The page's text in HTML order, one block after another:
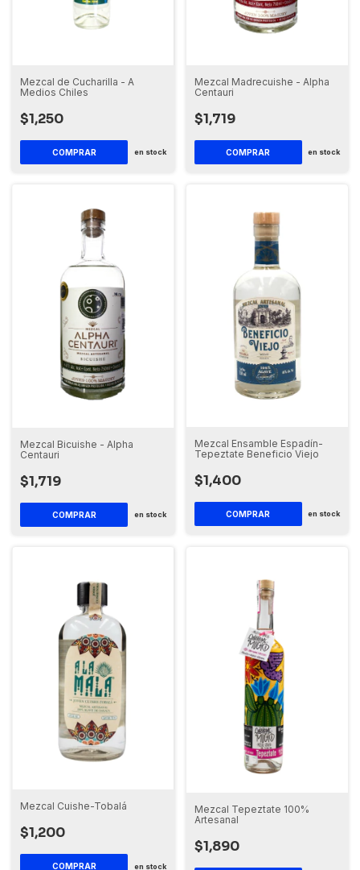
Mezcal de Cucharilla - A
Medios Chiles
$1,250
en stock
Mezcal Madrecuishe - Alpha
Centauri
$1,719
en stock
Mezcal Bicuishe - Alpha
Centauri
$1,719
en stock
Mezcal Ensamble Espadín-
Tepeztate Beneficio Viejo
$1,400
en stock
Mezcal Cuishe-Tobalá
$1,200
en stock
Mezcal Tepeztate 100%
Artesanal
$1,890